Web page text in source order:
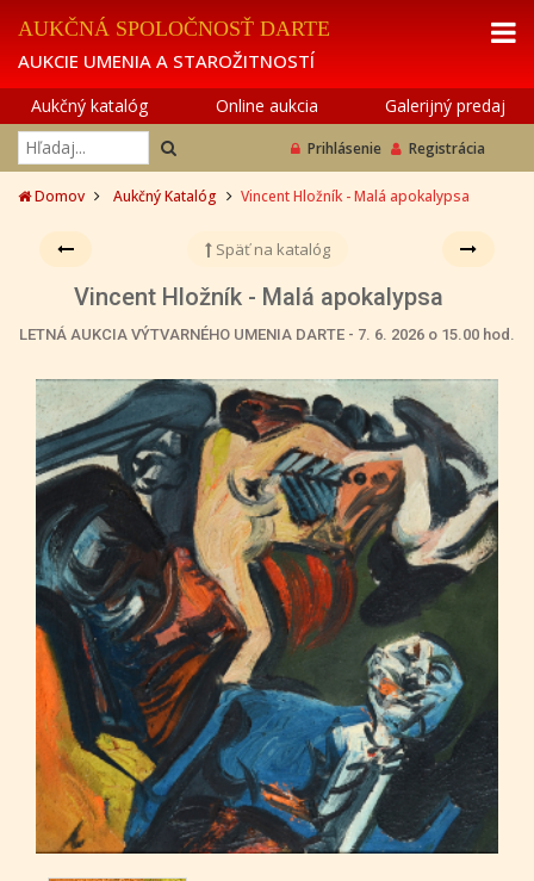
AUKČNÁ SPOLOČNOSŤ DARTE
AUKCIE UMENIA A STAROŽITNOSTÍ
Aukčný katalóg Online aukcia Galerijný predaj
Prihlásenie Registrácia
Domov Aukčný Katalóg Vincent Hložník - Malá apokalypsa
Späť na katalóg
Vincent Hložník - Malá apokalypsa
LETNÁ AUKCIA VÝTVARNÉHO UMENIA DARTE - 7. 6. 2026 o 15.00 hod.